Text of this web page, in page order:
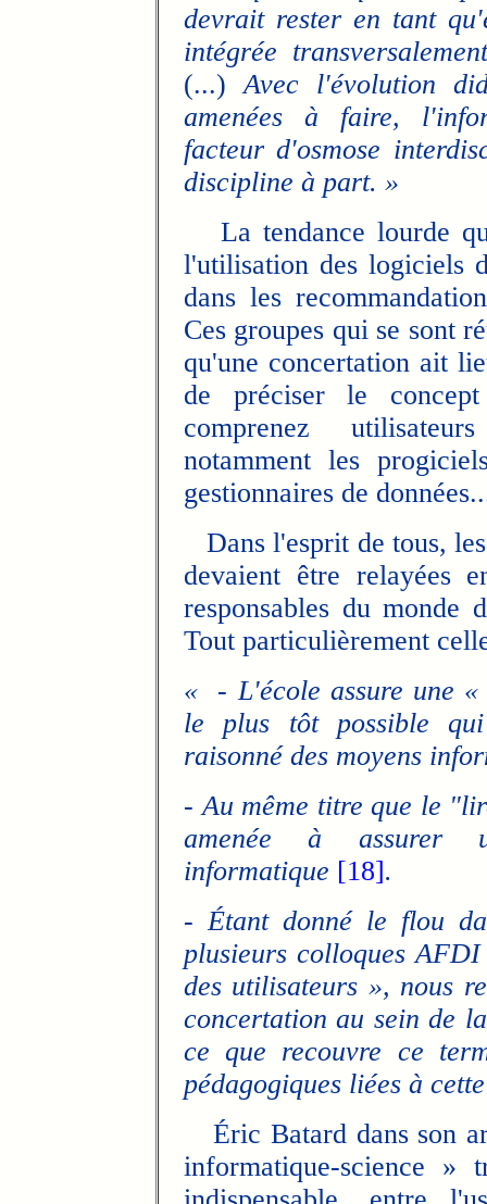
devrait rester en tant
intégrée
(...)Avec l'évolution
amenées à faire,
facteur d'osmose
discipline à part. »
La tendance lourde
l'utilisation des logiciels
dans les
Ces groupes qui se sont
qu'une concertation ait
de préciser le concept
comprenez
notamment les
gestionnaires de
Dans l'esprit de tous,
devaient être relayées
responsables du monde
Tout particulièrement
« - L'école assure une
le plus tôt possible
raisonné des moyens
- Au même titre que le
amenée à assurer
informatique [18].
- Étant donné le flou
plusieurs colloques
des utilisateurs », nous
concertation au sein de
ce que recouvre ce
pédagogiques liées à
Éric Batard dans son
informatique-science »